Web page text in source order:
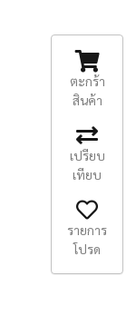
ตะกร้า
สินค้า
เปรียบ
เทียบ
รายการ
โปรด